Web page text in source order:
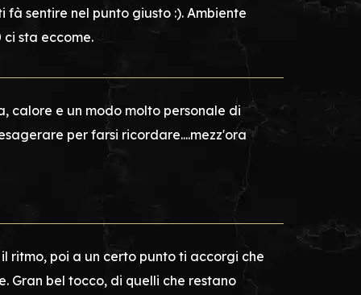
sentire nel punto giusto :). Ambiente
sta eccome.
calore e un modo molto personale di
per farsi ricordare....mezz'ora
ritmo, poi a un certo punto ti accorgi che
Gran bel tocco, di quelli che restano